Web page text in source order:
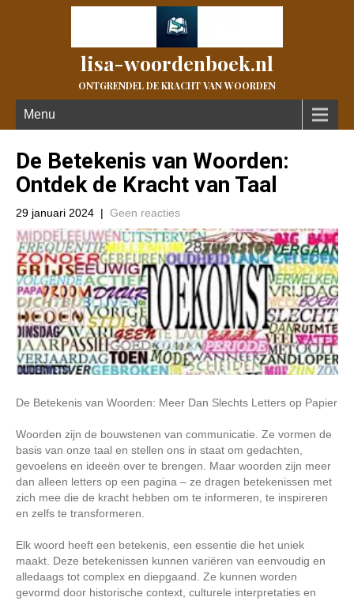
lisa-woordenboek.nl
ONTGRENDEL DE KRACHT VAN WOORDEN
Menu
De Betekenis van Woorden:
Ontdek de Kracht van Taal
29 januari 2024 | Geen reacties
De Betekenis van Woorden: Meer Dan Slechts Letters op Papier
Woorden zijn de bouwstenen van communicatie. Ze vormen de
basis van onze taal en stellen ons in staat om gedachten,
gevoelens en ideeën over te brengen. Maar woorden zijn meer
dan alleen letters op een pagina – ze dragen betekenissen met
zich mee die de kracht hebben om te informeren, te inspireren
en zelfs te transformeren.
Elk woord heeft een betekenis, een essentie die het uniek
maakt. Deze betekenissen kunnen variëren van eenvoudig en
alledaags tot complex en diepgaand. Ze kunnen worden
gevormd door historische context, culturele interpretaties en